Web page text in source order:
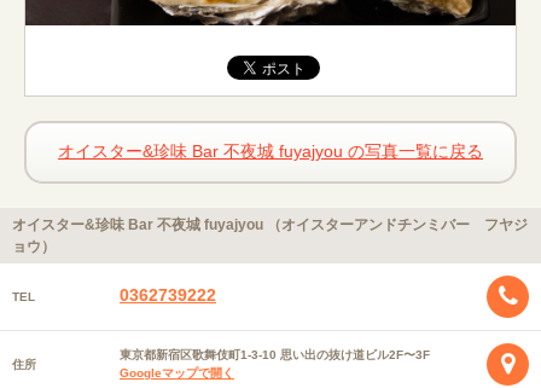
オイスター&珍味 Bar 不夜城 fuyajyou の写真一覧に戻る
オイスター&珍味 Bar 不夜城 fuyajyou （オイスターアンドチンミバー フヤジ
ョウ）
TEL 0362739222
住所
東京都新宿区歌舞伎町1-3-10 思い出の抜け道ビル2F〜3F
Googleマップで開く